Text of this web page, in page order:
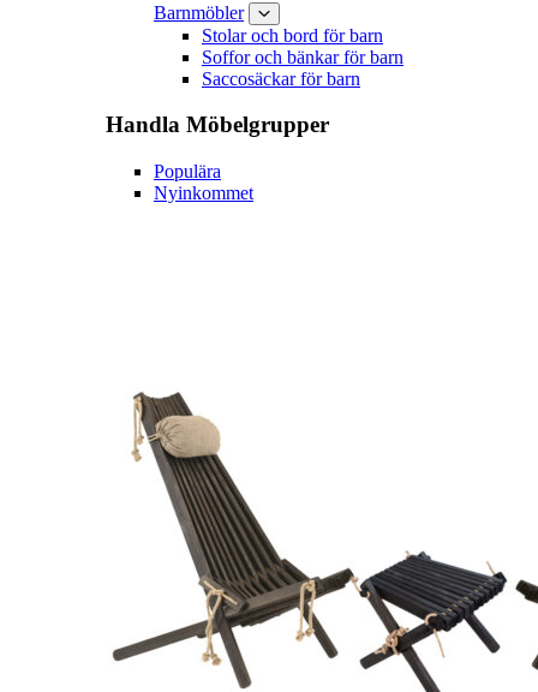
Barnmöbler
Stolar och bord för barn
Soffor och bänkar för barn
Saccosäckar för barn
Handla Möbelgrupper
Populära
Nyinkommet